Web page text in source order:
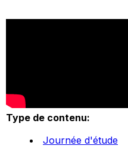
Type de contenu:
Journée d'étude